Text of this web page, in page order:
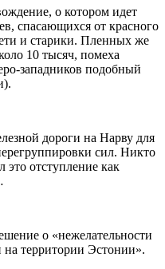
о котором идет
спасающихся от красного
и старики. Пленных же
10 тысяч, помеха
западников подобный
дороги на Нарву для
сил. Никто
это отступление как
о «нежелательности
на территории Эстонии».